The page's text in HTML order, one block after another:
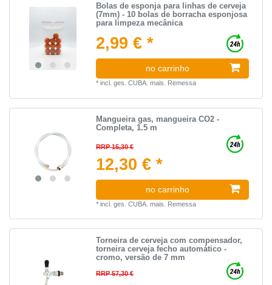
Bolas de esponja para linhas de cerveja
(7mm) - 10 bolas de borracha esponjosa
para limpeza mecânica
2,99 € *
no carrinho
*incl. ges. CUBA. mais. Remessa
Mangueira gas, mangueira CO2 -
Completa, 1.5 m
RRP 15,30 €
12,30 € *
no carrinho
*incl. ges. CUBA. mais. Remessa
Torneira de cerveja com compensador,
torneira cerveja fecho automático -
cromo, versão de 7 mm
RRP 57,30 €